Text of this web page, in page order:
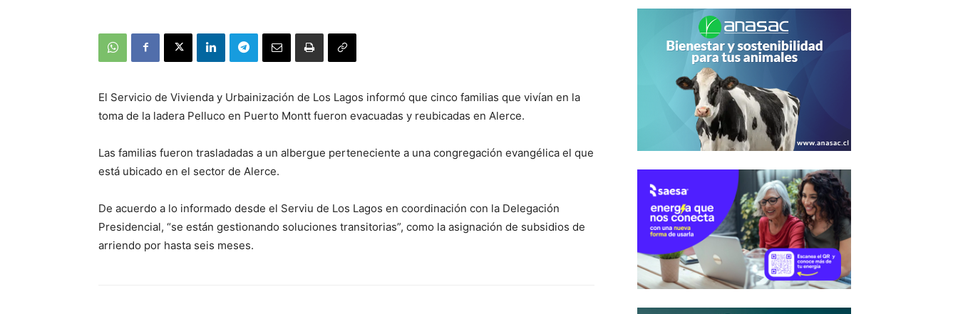
El Servicio de Vivienda y Urbainización de Los Lagos informó que cinco familias que vivían en la
toma de la ladera Pelluco en Puerto Montt fueron evacuadas y reubicadas en Alerce.
Las familias fueron trasladadas a un albergue perteneciente a una congregación evangélica el que
está ubicado en el sector de Alerce.
De acuerdo a lo informado desde el Serviu de Los Lagos en coordinación con la Delegación
Presidencial, “se están gestionando soluciones transitorias”, como la asignación de subsidios de
arriendo por hasta seis meses.